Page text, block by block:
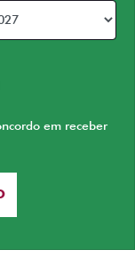
em receber